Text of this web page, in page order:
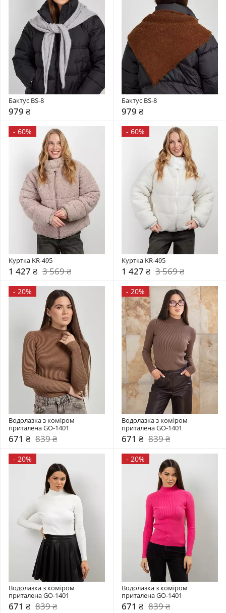
Бактус BS-8
979 ₴
Бактус BS-8
979 ₴
- 60%
Куртка KR-495
1 427 ₴ 3 569 ₴
- 60%
Куртка KR-495
1 427 ₴ 3 569 ₴
- 20%
Водолазка з коміром
приталена GO-1401
671 ₴ 839 ₴
- 20%
Водолазка з коміром
приталена GO-1401
671 ₴ 839 ₴
- 20%
Водолазка з коміром
приталена GO-1401
671 ₴ 839 ₴
- 20%
Водолазка з коміром
приталена GO-1401
671 ₴ 839 ₴